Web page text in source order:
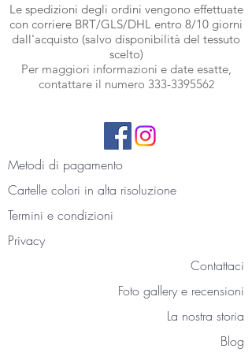
Le spedizioni degli ordini vengono effettuate
con corriere BRT/GLS/DHL entro 8/10 giorni
dall'acquisto (salvo disponibilità del tessuto
scelto)
Per maggiori informazioni e date esatte,
contattare il numero 333-3395562
Metodi di pagamento
Cartelle colori in alta risoluzione
Termini e condizioni
Privacy
Contattaci
Foto gallery e recensioni
La nostra storia
Blog